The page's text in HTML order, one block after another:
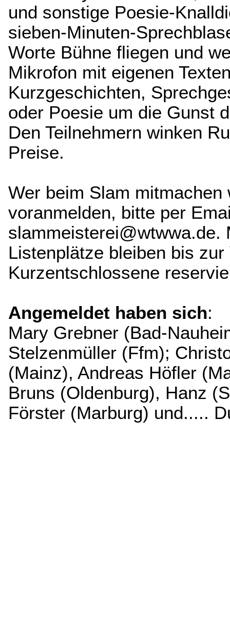
und sonstige Poesie-
sieben-Minuten-
Worte Bühne fliegen und
Mikrofon mit eigenen
Kurzgeschichten,
oder Poesie um die Gunst
Den Teilnehmern winken
Preise.
Wer beim Slam mitmachen
voranmelden, bitte per
slammeisterei@wtwwa.de.
Listenplätze bleiben bis
Kurzentschlossene
Angemeldet haben sich:
Mary Grebner (Bad-
Stelzenmüller (Ffm);
(Mainz), Andreas Höfler
Bruns (Oldenburg), Hanz
Förster (Marburg) und.....